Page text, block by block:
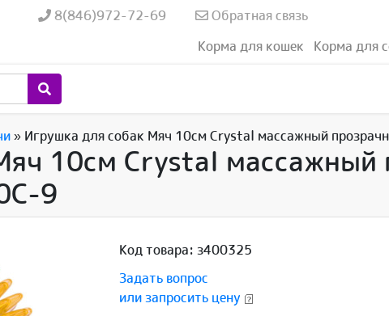
8(846)972-72-69
Обратная связь
Корма для кошек
Корма для
» Игрушка для собак Мяч 10см Crystal массажный
10см Crystal массажный
9
Код товара: з400325
Задать вопрос
или запросить цену